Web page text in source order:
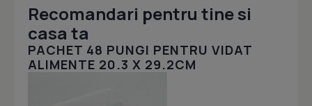
Recomandari pentru tine si
casa ta
PACHET 48 PUNGI PENTRU VIDAT
ALIMENTE 20.3 X 29.2CM